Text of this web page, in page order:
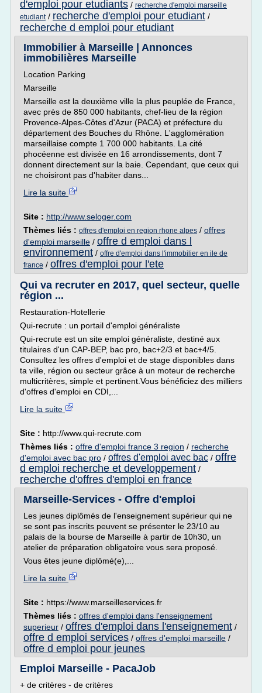
d'emploi pour etudiants / recherche d'emploi marseille
etudiant/ recherche d'emploi pour etudiant /
recherche d emploi pour etudiant
Immobilier à Marseille | Annonces
immobilières Marseille
Location Parking
Marseille
Marseille est la deuxième ville la plus peuplée de France,
avec près de 850 000 habitants, chef-lieu de la région
Provence-Alpes-Côtes d'Azur (PACA) et préfecture du
département des Bouches du Rhône. L'agglomération
marseillaise compte 1 700 000 habitants. La cité
phocéenne est divisée en 16 arrondissements, dont 7
donnent directement sur la baie. Cependant, que ceux qui
ne choisiront pas d'habiter dans...
Lire la suite
Site : http://www.seloger.com
Thèmes liés : offres d'emploi en region rhone alpes / offres
d'emploi marseille / offre d emploi dans l
environnement / offre d'emploi dans l'immobilier en ile de
france / offres d'emploi pour l'ete
Qui va recruter en 2017, quel secteur, quelle
région ...
Restauration-Hotellerie
Qui-recrute : un portail d'emploi généraliste
Qui-recrute est un site emploi généraliste, destiné aux
titulaires d'un CAP-BEP, bac pro, bac+2/3 et bac+4/5.
Consultez les offres d'emploi et de stage disponibles dans
ta ville, région ou secteur grâce à un moteur de recherche
multicritères, simple et pertinent.Vous bénéficiez des milliers
d'offres d'emploi en CDI,...
Lire la suite
Site : http://www.qui-recrute.com
Thèmes liés : offre d'emploi france 3 region / recherche
d'emploi avec bac pro / offres d'emploi avec bac / offre
d emploi recherche et developpement /
recherche d'offres d'emploi en france
Marseille-Services - Offre d'emploi
Les jeunes diplômés de l'enseignement supérieur qui ne
se sont pas inscrits peuvent se présenter le 23/10 au
palais de la bourse de Marseille à partir de 10h30, un
atelier de préparation obligatoire vous sera proposé.
Vous êtes jeune diplômé(e),...
Lire la suite
Site : https://www.marseilleservices.fr
Thèmes liés : offres d'emploi dans l'enseignement
superieur / offres d'emploi dans l'enseignement /
offre d emploi services / offres d'emploi marseille /
offre d emploi pour jeunes
Emploi Marseille - PacaJob
+ de critères - de critères